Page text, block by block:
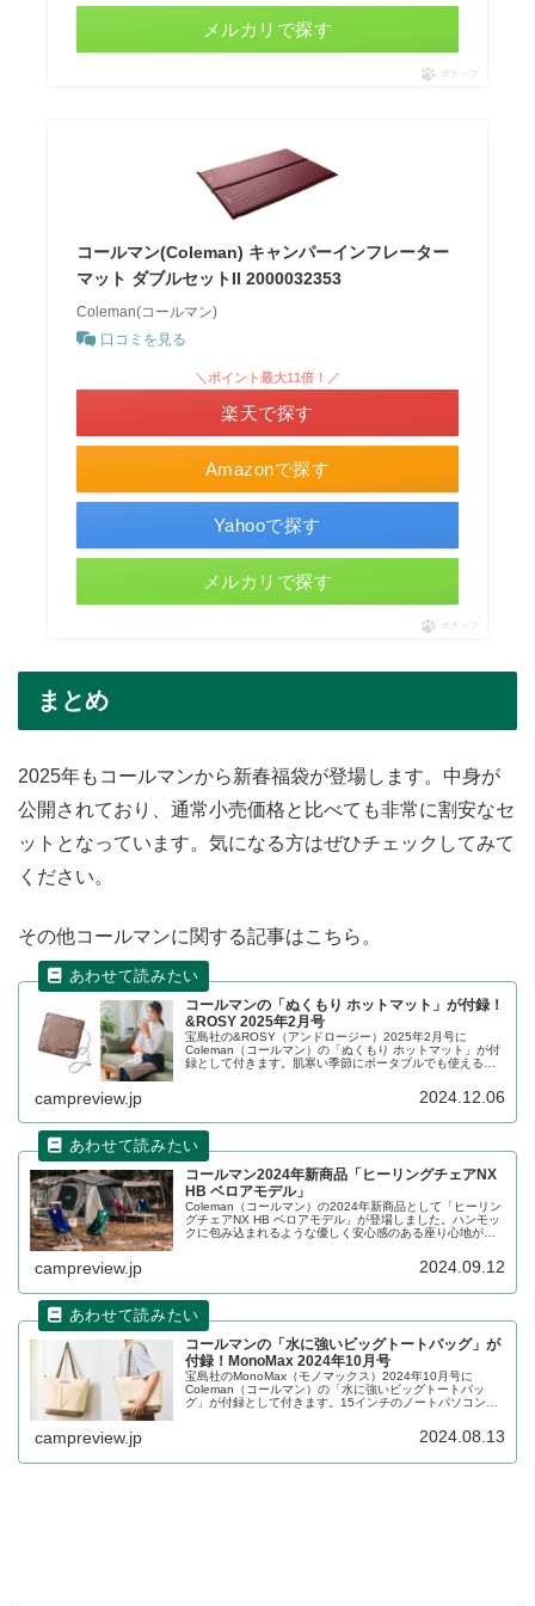
メルカリで探す
ポチップ
コールマン(Coleman) キャンパーインフレーター
マット ダブルセットII 2000032353
Coleman(コールマン)
口コミを見る
Amazonで探す
＼ポイント最大11倍！／
楽天で探す
Yahooで探す
メルカリで探す
ポチップ
まとめ
2025年もコールマンから新春福袋が登場します。中身が
公開されており、通常小売価格と比べても非常に割安なセ
ットとなっています。気になる方はぜひチェックしてみて
ください。
その他コールマンに関する記事はこちら。
コールマンの「ぬくもり ホットマット」が付録！
&ROSY 2025年2月号
宝島社の&ROSY（アンドロージー）2025年2月号に
Coleman（コールマン）の「ぬくもり ホットマット」が付
録として付きます。肌寒い季節にポータブルでも使えるな
トにしのばせられるコンパクトなアイテムです。詳細をレ
campreview.jp 2024.12.06
コールマン2024年新商品「ヒーリングチェアNX
HB ベロアモデル」
Coleman（コールマン）の2024年新商品として「ヒーリン
グチェアNX HB ベロアモデル」が登場しました。ハンモッ
クに包み込まれるような優しく安心感のある座り心地が特
を彷彿とさせるベロア生地を採用して新登場です。詳細を
campreview.jp 2024.09.12
コールマンの「水に強いビッグトートバッグ」が
付録！MonoMax 2024年10月号
宝島社のMonoMax（モノマックス）2024年10月号に
Coleman（コールマン）の「水に強いビッグトートバッ
グ」が付録として付きます。15インチのノートパソコンを
強い撥水加工が施されています。詳細をレビューします。
campreview.jp 2024.08.13